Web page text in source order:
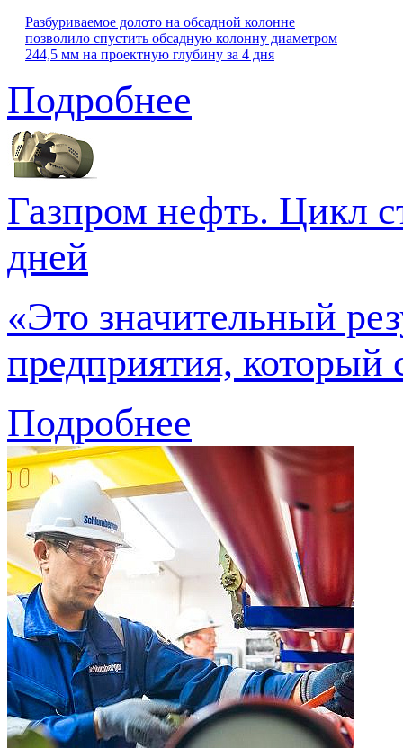
Разбуриваемое долото на обсадной колонне
позволило спустить обсадную колонну диаметром
244,5 мм на проектную глубину за 4 дня
Подробнее
Газпром нефть. Цикл
дней
«Это значительный
предприятия, который
Подробнее